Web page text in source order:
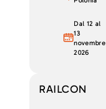
Dal 12 al
13
novembre
2026
RAILCON